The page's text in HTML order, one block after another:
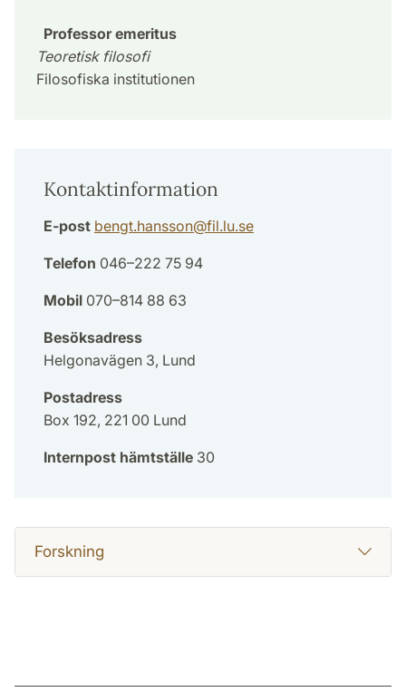
Professor emeritus
Teoretisk filosofi
Filosofiska institutionen
Kontaktinformation
E-post bengt.hansson@fil.lu.se
Telefon 046–222 75 94
Mobil 070–814 88 63
Besöksadress
Helgonavägen 3, Lund
Postadress
Box 192, 221 00 Lund
Internpost hämtställe 30
Forskning